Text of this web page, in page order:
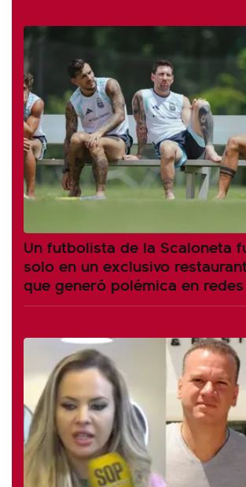
Un futbolista de la Scaloneta
solo en un exclusivo
que generó polémica en redes